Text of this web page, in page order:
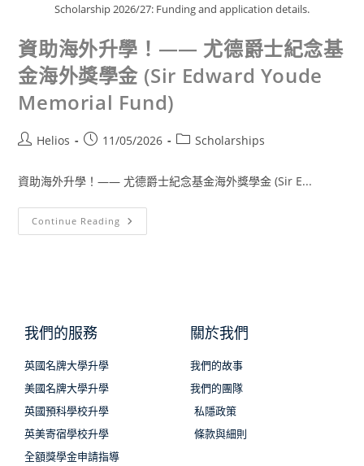
Scholarship 2026/27: Funding and application details.
資助海外升學！—— 尤德爵士紀念基
金海外獎學金 (Sir Edward Youde
Memorial Fund)
Helios 11/05/2026 Scholarships
資助海外升學！—— 尤德爵士紀念基金海外獎學金 (Sir E...
Continue Reading
我們的服務
英國名牌大學升學
美國名牌大學升學
英國預科學校升學
英美寄宿學校升學
全額獎學金申請指導
關於我們
我們的故事
我們的團隊
私隱政策
條款與細則